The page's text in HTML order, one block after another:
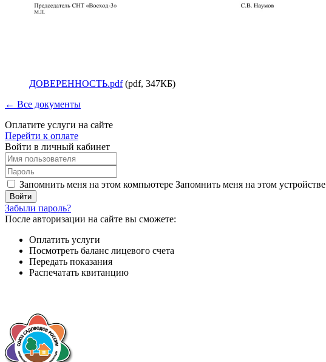
ДОВЕРЕННОСТЬ.pdf(pdf, 347КБ)
← Все документы
Оплатите услуги на сайте
Перейти к оплате
Войти в личный кабинет
Запомнить меня на этом компьютере Запомнить меня на этом устройстве
Забыли пароль?
После авторизации на сайте вы сможете:
Оплатить услуги
Посмотреть баланс лицевого счета
Передать показания
Распечатать квитанцию